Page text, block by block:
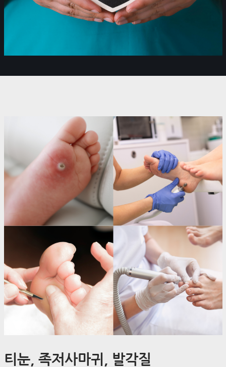
티눈, 족저사마귀, 발각질